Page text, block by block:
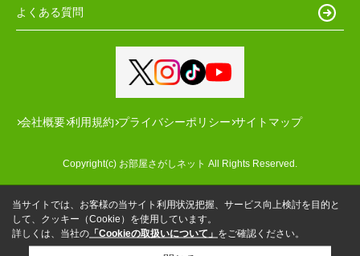
よくある質問
会社概要 利用規約 プライバシーポリシー サイトマップ
Copyright(c) お部屋さがしネット All Rights Reserved.
当サイトでは、お客様の当サイト利用状況把握、サービス向上検討を目的と
して、クッキー（Cookie）を使用しています。
詳しくは、当社の 「Cookieの取扱いについて」 をご確認ください。